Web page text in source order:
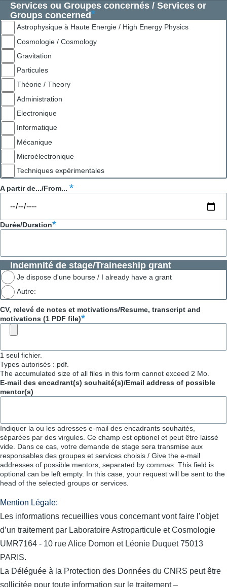
Services ou Groupes concernés / Services or
Groups concerned
Astrophysique à Haute Energie / High Energy Physics
Cosmologie / Cosmology
Gravitation
Particules
Théorie / Theory
Administration
Electronique
Informatique
Mécanique
Microélectronique
Techniques expérimentales
A partir de.../From...
Durée/Duration
Indemnité de stage/Traineeship grant
Je dispose d'une bourse / I already have a grant
Autre:
CV, relevé de notes et motivations/Resume, transcript and
motivations (1 PDF file)
1 seul fichier.
Types autorisés : pdf.
The accumulated size of all files in this form cannot exceed 2 Mo.
E-mail des encadrant(s) souhaité(s)/Email address of possible
mentor(s)
Indiquer la ou les adresses e-mail des encadrants souhaités,
séparées par des virgules. Ce champ est optionel et peut être laissé
vide. Dans ce cas, votre demande de stage sera transmise aux
responsables des groupes et services choisis / Give the e-mail
addresses of possible mentors, separated by commas. This field is
optional can be left empty. In this case, your request will be sent to the
head of the selected groups or services.
Mention Légale:
Les informations recueillies vous concernant vont faire l’objet
d’un traitement par Laboratoire Astroparticule et Cosmologie
UMR7164 - 10 rue Alice Domon et Léonie Duquet 75013
PARIS.
La Déléguée à la Protection des Données du CNRS peut être
sollicitée pour toute information sur le traitement –